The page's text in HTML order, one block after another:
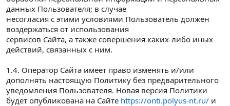
данных Пользователя; в случае
несогласия с этими условиями Пользователь должен
воздержаться от использования
сервисов Сайта, а также совершения каких-либо иных
действий, связанных с ним.
1.4. Оператор Сайта имеет право изменять и/или
дополнять настоящую Политику без предварительного
уведомления Пользователя. Новая версия Политики
будет опубликована на Сайте https://onti.polyus-nt.ru/ и